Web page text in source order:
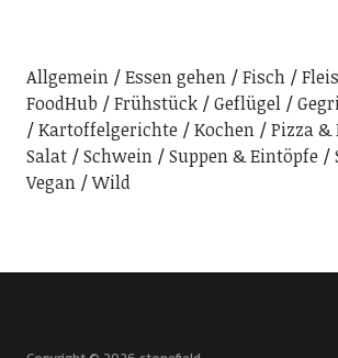
Allgemein Essen gehen Fisch
FoodHub
Frühstück Geflügel
Kartoffelgerichte
Kochen Pizza &
Salat
Schwein Suppen & Eintöpfe
Vegan
Wild